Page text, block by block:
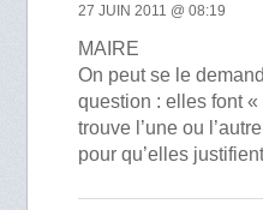
27 JUIN 2011 @ 08:19
MAIRE
On peut se le
question : elles font
trouve l’une ou
pour qu’elles